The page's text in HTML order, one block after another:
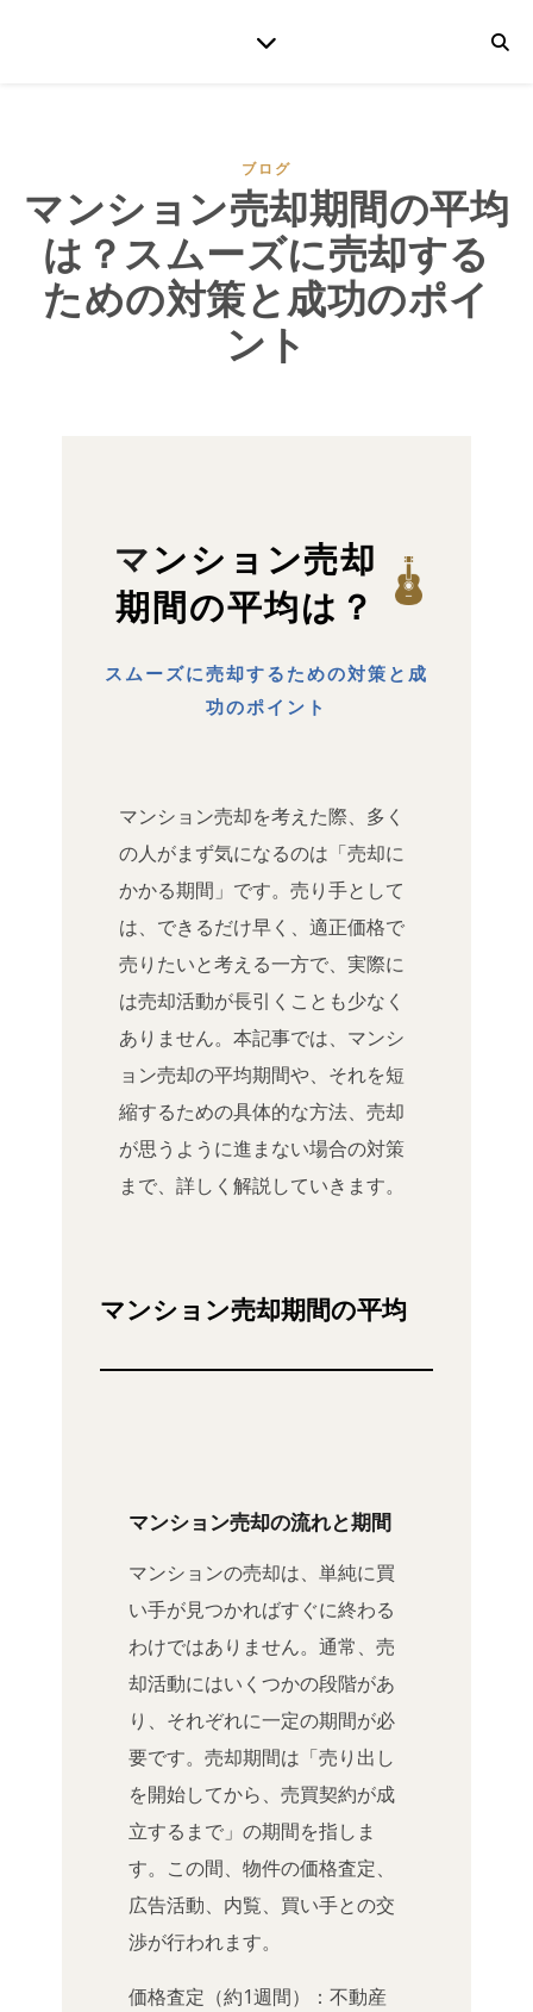
ブログ
マンション売却期間の平均
は？スムーズに売却する
ための対策と成功のポイ
ント
マンション売却
期間の平均は？
スムーズに売却するための対策と成
功のポイント
マンション売却を考えた際、多く
の人がまず気になるのは「売却に
かかる期間」です。売り手として
は、できるだけ早く、適正価格で
売りたいと考える一方で、実際に
は売却活動が長引くことも少なく
ありません。本記事では、マンシ
ョン売却の平均期間や、それを短
縮するための具体的な方法、売却
が思うように進まない場合の対策
まで、詳しく解説していきます。
マンション売却期間の平均
マンション売却の流れと期間
マンションの売却は、単純に買
い手が見つかればすぐに終わる
わけではありません。通常、売
却活動にはいくつかの段階があ
り、それぞれに一定の期間が必
要です。売却期間は「売り出し
を開始してから、売買契約が成
立するまで」の期間を指しま
す。この間、物件の価格査定、
広告活動、内覧、買い手との交
渉が行われます。
価格査定（約1週間）：不動産